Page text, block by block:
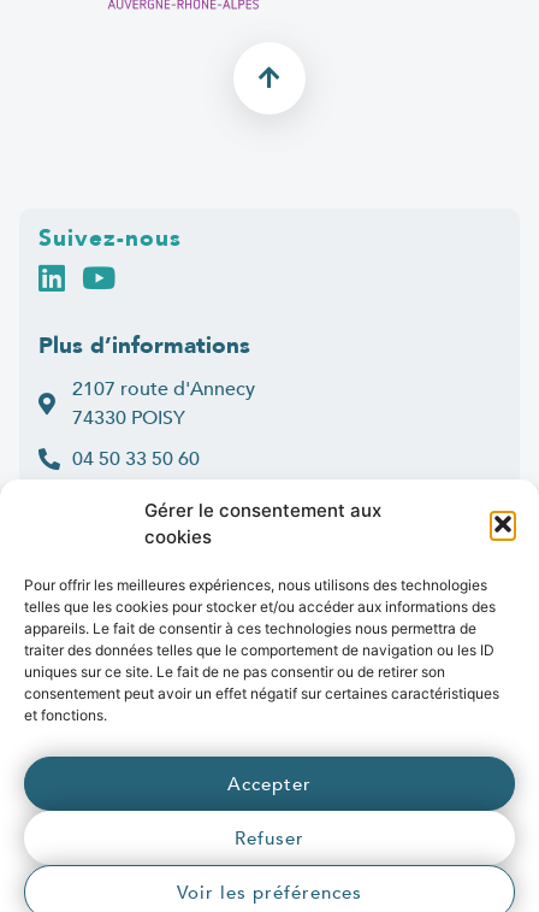
Gérer le consentement aux
cookies
Pour offrir les meilleures expériences, nous utilisons des technologies
telles que les cookies pour stocker et/ou accéder aux informations des
appareils. Le fait de consentir à ces technologies nous permettra de
traiter des données telles que le comportement de navigation ou les ID
uniques sur ce site. Le fait de ne pas consentir ou de retirer son
consentement peut avoir un effet négatif sur certaines caractéristiques
et fonctions.
Accepter
Refuser
Voir les préférences
Suivez-nous
Plus d’informations
2107 route d'Annecy
74330 POISY
04 50 33 50 60
Lun > jeu : 9h-12h et 14h-16h30
9h-12h et 14h-16h
Marchés publicsPressePublicationsVidéosOpen data
Emplois
fibre.syane.fr/syanchaleur.fr/syanenr.com/
eborn.fr
© 2026 Syane
Mentions légales
Politique de confidentialité
Accessibilité (partiellement conforme)Plan du site